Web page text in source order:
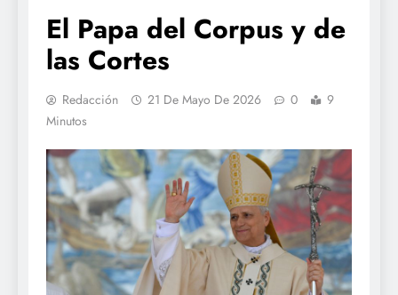
El Papa del Corpus y de
las Cortes
Redacción 21 De Mayo De 2026 0
9
Minutos